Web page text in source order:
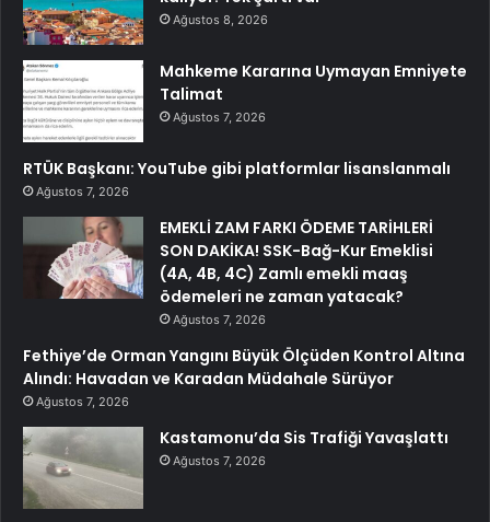
Ağustos 8, 2026
Mahkeme Kararına Uymayan Emniyete
Talimat
Ağustos 7, 2026
RTÜK Başkanı: YouTube gibi platformlar lisanslanmalı
Ağustos 7, 2026
EMEKLİ ZAM FARKI ÖDEME TARİHLERİ
SON DAKİKA! SSK-Bağ-Kur Emeklisi
(4A, 4B, 4C) Zamlı emekli maaş
ödemeleri ne zaman yatacak?
Ağustos 7, 2026
Fethiye’de Orman Yangını Büyük Ölçüden Kontrol Altına
Alındı: Havadan ve Karadan Müdahale Sürüyor
Ağustos 7, 2026
Kastamonu’da Sis Trafiği Yavaşlattı
Ağustos 7, 2026